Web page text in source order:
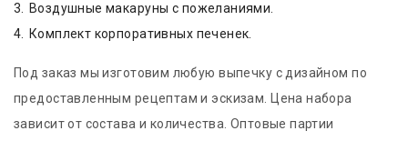
Воздушные макаруны с пожеланиями.
Комплект корпоративных печенек.
Под заказ мы изготовим любую выпечку с дизайном по
предоставленным рецептам и эскизам. Цена набора
зависит от состава и количества. Оптовые партии